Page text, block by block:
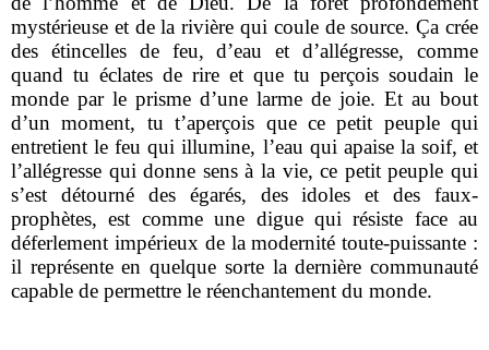
mystérieuse et de la rivière qui coule de source. Ça crée
des étincelles de feu, d’eau et d’allégresse, comme
quand tu éclates de rire et que tu perçois soudain le
monde par le prisme d’une larme de joie. Et au bout
d’un moment, tu t’aperçois que ce petit peuple qui
entretient le feu qui illumine, l’eau qui apaise la soif, et
l’allégresse qui donne sens à la vie, ce petit peuple qui
s’est détourné des égarés, des idoles et des faux-
prophètes, est comme une digue qui résiste face au
déferlement impérieux de la modernité toute-puissante :
il représente en quelque sorte la dernière communauté
capable de permettre le réenchantement du monde.